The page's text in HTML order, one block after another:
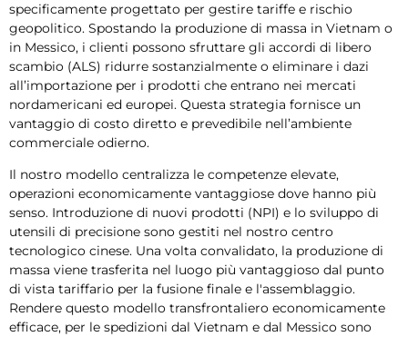
specificamente progettato per gestire tariffe e rischio
geopolitico. Spostando la produzione di massa in Vietnam o
in Messico, i clienti possono sfruttare gli accordi di libero
scambio (ALS) ridurre sostanzialmente o eliminare i dazi
all’importazione per i prodotti che entrano nei mercati
nordamericani ed europei. Questa strategia fornisce un
vantaggio di costo diretto e prevedibile nell’ambiente
commerciale odierno.
Il nostro modello centralizza le competenze elevate,
operazioni economicamente vantaggiose dove hanno più
senso. Introduzione di nuovi prodotti (NPI) e lo sviluppo di
utensili di precisione sono gestiti nel nostro centro
tecnologico cinese. Una volta convalidato, la produzione di
massa viene trasferita nel luogo più vantaggioso dal punto
di vista tariffario per la fusione finale e l'assemblaggio.
Rendere questo modello transfrontaliero economicamente
efficace, per le spedizioni dal Vietnam e dal Messico sono